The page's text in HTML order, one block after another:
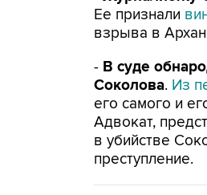
Ее признали
взрыва в
- В суде
Соколова. Из
его самого и
Адвокат,
в убийстве
преступление.